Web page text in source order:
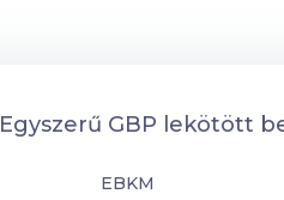
Egyszerű GBP lekötött
EBKM